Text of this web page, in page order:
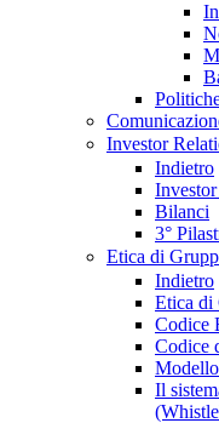
Investor
Indietro
Bilanci
3°
Etica di
Indietro
Etica di
Codice
Codice
Il